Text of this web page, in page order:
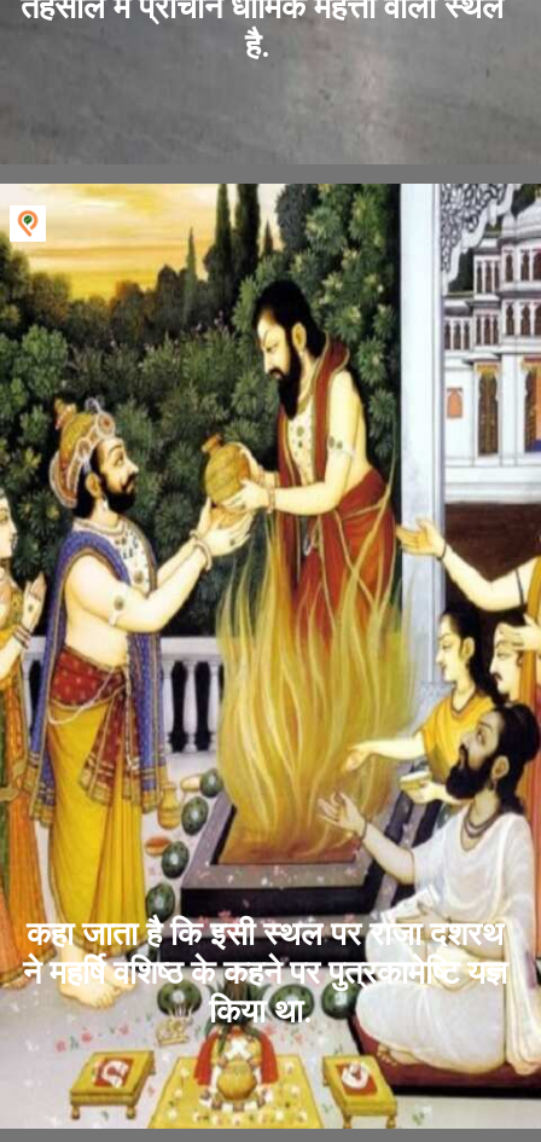
है.
कहा जाता है कि इसी स्थल पर राजा दशरथ
ने महर्षि वशिष्ठ के कहने पर पुत्रकामेष्टि यज्ञ
किया था.